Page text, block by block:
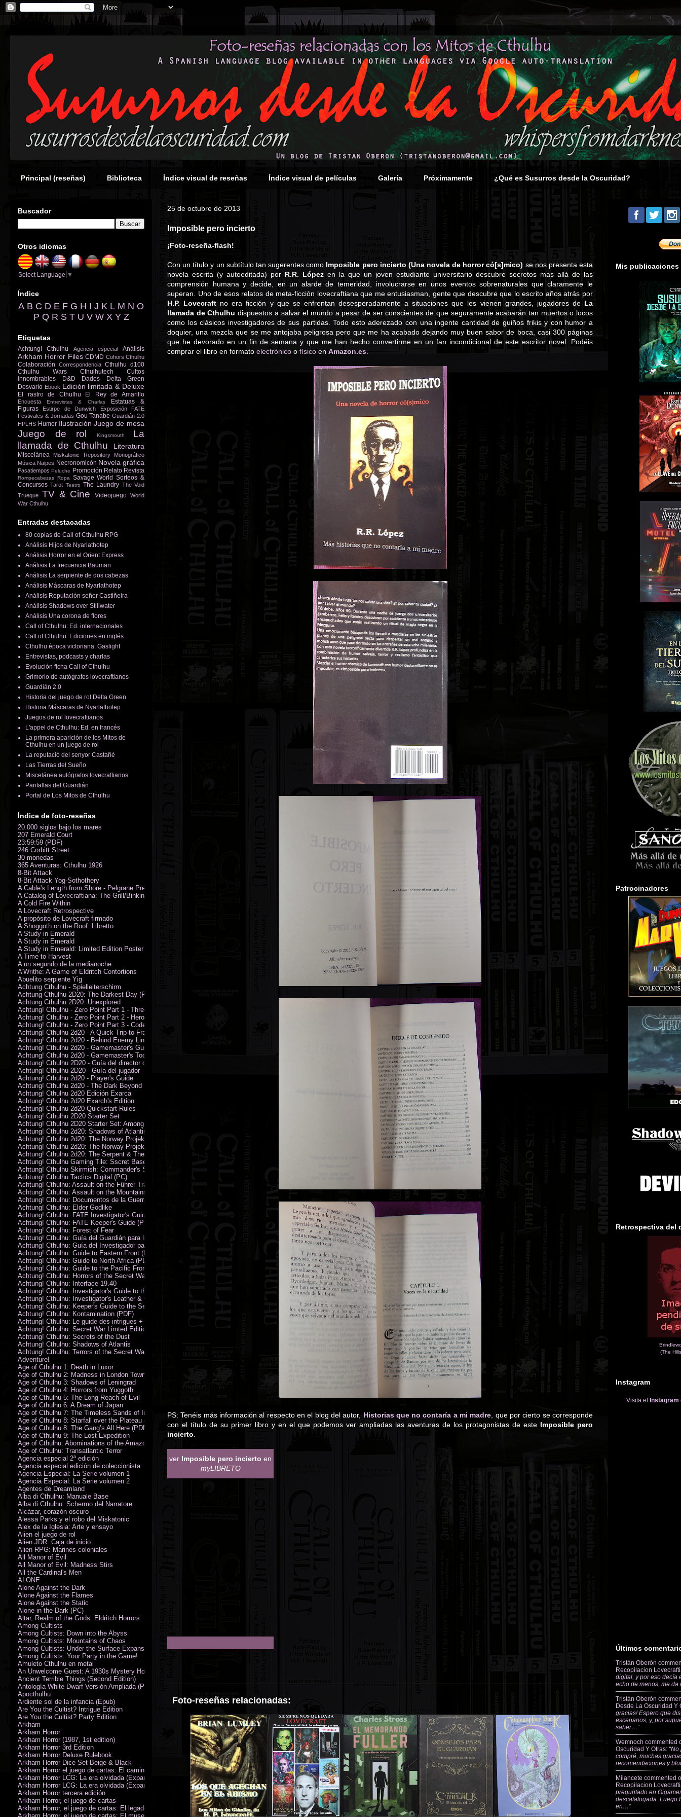
Principal (reseñas) Biblioteca Índice visual de reseñas Índice visual de películas Galería Próximamente ¿Qué es Susurros desde la Oscuridad?
25 de octubre de 2013
Imposible pero incierto
¡Foto-reseña-flash!
Con un título y un subtítulo tan sugerentes como Imposible pero incierto (Una novela de horror có[s]mico) se nos presenta esta
novela escrita (y autoeditada) por R.R. López en la que un joven estudiante universitario descubre secretos mas allá de las
comprensión humana y decide, en un alarde de temeridad, involucrarse en unos eventos sobrenaturales que claramente le
superan. Uno de esos relatos de meta-ficción lovecraftiana que me entusiasman, gente que descubre que lo escrito años atrás por
H.P. Lovecraft no era ficción y que se enfrentan desesperadamente a situaciones que les vienen grandes, jugadores de La
llamada de Cthulhu dispuestos a salvar el mundo a pesar de ser conscientes de que seguramente acabarán tan muertos o locos
como los clásicos investigadores de sus partidas. Todo esto aderezado con una ingente cantidad de guiños frikis y con humor a
doquier, una mezcla que se me antojaba peligrosa pero que me ha acabado dejando muy buen sabor de boca, casi 300 páginas
que he devorado en un fin de semana y que me han hecho convertirme en un fan incondicional de este escritor novel. Podéis
comprar el libro en formato electrónico o físico en Amazon.es
PS: Tenéis más información al respecto en el blog del autor, Historias que no contaría a mi madre , que por cierto se corresponde
con el título de su primer libro y en el que podemos ver ampliadas las aventuras de los protagonistas de este Imposible pero
incierto
ver Imposible pero incierto en
myLIBRETO
Foto-reseñas relacionadas:
Buscador
Otros idiomas
Select Language ▼
Índice
A B C D E F G H I J K L M N O
P Q R S T U V W X Y Z
Etiquetas
Achtung! Cthulhu Agencia especial Análisis
Arkham Horror Files CDMD Cohors Cthulhu
Colaboración Correspondencia Cthulhu d100
Cthulhu Wars
Cthulhutech
Cultos
innombrables
D&D Dados
Delta Green
Desvarío Ebook Edición limitada & Deluxe
El rastro de Cthulhu El Rey de Amarillo
Encuesta Entrevistas & Charlas
Estatuas &
Figuras
Estirpe de Dunwich Exposición
FATE
Festivales & Jornadas Gou Tanabe Guardián 2.0
HPLHS Humor Ilustración Juego de mesa
Juego de rol Kingsmouth
La
llamada de Cthulhu
Literatura
Miscelánea Miskatonic Repository
Monográfico
Música Naipes Necronomicón Novela gráfica
Pasatiempos Peluche Promoción Relato Revista
Rompecabezas Ropa Savage World Sorteos &
Concursos Tarot Teatro The Laundry The Void
Trueque TV & Cine Videojuego World
War Cthulhu
Entradas destacadas
80 copias de Call of Cthulhu RPG
Análisis Hijos de Nyarlathotep
Análisis Horror en el Orient Express
Análisis La frecuencia Bauman
Análisis La serpiente de dos cabezas
Análisis Máscaras de Nyarlathotep
Análisis Reputación señor Castiñeira
Análisis Shadows over Stillwater
Análisis Una corona de flores
Call of Cthulhu: Ed. internacionales
Call of Cthulhu: Ediciones en inglés
Cthulhu época victoriana: Gaslight
Entrevistas, podcasts y charlas
Evolución ficha Call of Cthulhu
Grimorio de autógrafos lovecraftianos
Guardián 2.0
Historia del juego de rol Delta Green
Historia Máscaras de Nyarlathotep
Juegos de rol lovecraftianos
L'appel de Cthulhu: Ed. en francés
La primera aparición de los Mitos de
Cthulhu en un juego de rol
La reputació del senyor Castañé
Las Tierras del Sueño
Miscelánea autógrafos lovecraftianos
Pantallas del Guardián
Portal de Los Mitos de Cthulhu
Índice de foto-reseñas
20.000 siglos bajo los mares
207 Emerald Court
23:59:59 (PDF)
246 Corbitt Street
30 monedas
365 Aventuras: Cthulhu 1926
8-Bit Attack
8-Bit Attack Yog-Sothothery
A Cable's Length from Shore - Pelgrane Press' FreeRPG 2018 (PDF)
A Catalog of Lovecraftiana: The Grill/Binkin Collection
A Cold Fire Within
A Lovecraft Retrospective
A propósito de Lovecraft firmado
A Shoggoth on the Roof: Libretto
A Study in Emerald
A Study in Emerald
A Study in Emerald: Limited Edition Poster (Neil Gaiman)
A Time to Harvest
A un segundo de la medianoche
A'Writhe: A Game of Eldritch Contortions
Abuelito serpiente Yig
Achtung Cthulhu - Spielleiterschirm
Achtung Cthulhu 2D20: The Darkest Day (PDF)
Achtung Cthulhu 2D20: Unexplored
Achtung! Cthulhu - Zero Point Part 1 - Three Kings
Achtung! Cthulhu - Zero Point Part 2 - Heroes of the Sea
Achtung! Cthulhu - Zero Point Part 3 - Code of Honour (PDF)
Achtung! Cthulhu 2d20 - A Quick Trip to France (PDF)
Achtung! Cthulhu 2d20 - Behind Enemy Lines
Achtung! Cthulhu 2d20 - Gamemaster's Guide
Achtung! Cthulhu 2d20 - Gamemaster's Toolkit
Achtung! Cthulhu 2D20 - Guía del director de juego
Achtung! Cthulhu 2D20 - Guía del jugador
Achtung! Cthulhu 2d20 - Player's Guide
Achtung! Cthulhu 2d20 - The Dark Beyond
Achtung! Cthulhu 2d20 Edición Exarca
Achtung! Cthulhu 2d20 Exarch's Edition
Achtung! Cthulhu 2d20 Quickstart Rules
Achtung! Cthulhu 2D20 Starter Set
Achtung! Cthulhu 2D20 Starter Set: Among the Wolves (PDF)
Achtung! Cthulhu 2d20: Shadows of Atlantis
Achtung! Cthulhu 2d20: The Norway Projekt
Achtung! Cthulhu 2d20: The Norway Projekt (PDF)
Achtung! Cthulhu 2d20: The Serpent & The Sands
Achtung! Cthulhu Gaming Tile: Sscret Base & Icy Ruins
Achtung! Cthulhu Skirmish: Commander's Set
Achtung! Cthulhu Tactics Digital (PC)
Achtung! Cthulhu: Assault on the Führer Train
Achtung! Cthulhu: Assault on the Mountains of Madness
Achtung! Cthulhu: Documentos de la Guerra Secreta
Achtung! Cthulhu: Elder Godlike
Achtung! Cthulhu: FATE Investigator's Guide (PDF)
Achtung! Cthulhu: FATE Keeper's Guide (PDF)
Achtung! Cthulhu: Forest of Fear
Achtung! Cthulhu: Guía del Guardián para la Guerra Secreta
Achtung! Cthulhu: Guía del Investigador para la Guerra Secreta
Achtung! Cthulhu: Guide to Eastern Front (PDF)
Achtung! Cthulhu: Guide to North Africa (PDF)
Achtung! Cthulhu: Guide to the Pacific Front
Achtung! Cthulhu: Horrors of the Secret War
Achtung! Cthulhu: Interface 19.40
Achtung! Cthulhu: Investigator's Guide to the Secret War
Achtung! Cthulhu: Investigator's Leather & Canvas Bag
Achtung! Cthulhu: Keeper's Guide to the Secret War
Achtung! Cthulhu: Kontamination (PDF)
Achtung! Cthulhu: Le guide des intrigues + ecran
Achtung! Cthulhu: Secret War Limted Edition Book
Achtung! Cthulhu: Secrets of the Dust
Achtung! Cthulhu: Shadows of Atlantis
Achtung! Cthulhu: Terrors of the Secret War
Adventure!
Age of Cthulhu 1: Death in Luxor
Age of Cthulhu 2: Madness in London Town
Age of Cthulhu 3: Shadows of Leningrad
Age of Cthulhu 4: Horrors from Yuggoth
Age of Cthulhu 5: The Long Reach of Evil
Age of Cthulhu 6: A Dream of Japan
Age of Cthulhu 7: The Timeless Sands of India
Age of Cthulhu 8: Starfall over the Plateau of Leng
Age of Cthulhu 8: The Gang’s All Here (PDF)
Age of Cthulhu 9: The Lost Expedition
Age of Cthulhu: Abominations of the Amazon
Age of Cthulhu: Transatlantic Terror
Agencia especial 2ª edición
Agencia especial edición de coleccionista
Agencia Especial: La Serie volumen 1
Agencia Especial: La Serie volumen 2
Agentes de Dreamland
Alba di Cthulhu: Manuale Base
Alba di Cthulhu: Schermo del Narratore
Alcázar, corazón oscuro
Alessa Parks y el robo del Miskatonic
Álex de la Iglesia: Arte y ensayo
Alien el juego de rol
Alien JDR: Caja de inicio
Alien RPG: Marines coloniales
All Manor of Evil
All Manor of Evil: Madness Stirs
All the Cardinal's Men
ALONE
Alone Against the Dark
Alone Against the Flames
Alone Against the Static
Alone in the Dark (PC)
Altar, Realm of the Gods: Eldritch Horrors
Among Cultists
Among Cultists: Down into the Abyss
Among Cultists: Mountains of Chaos
Among Cultists: Under the Surface Expansion
Among Cultists: Your Party in the Game!
Amuleto Cthulhu en metal
An Unwelcome Guest: A 1930s Mystery Horror Adventure RPG
Ancient Terrible Things (Second Edition)
Antología White Dwarf Versión Ampliada (PDF)
Apocthulhu
Ardiente sol de la infancia (Epub)
Are You the Cultist? Intrigue Edition
Are You the Cultist? Party Edition
Arkham
Arkham Horror
Arkham Horror (1987, 1st edition)
Arkham Horror 3rd Edition
Arkham Horror Deluxe Rulebook
Arkham Horror Dice Set Beige & Black
Arkham Horror el juego de cartas: El camino a Carcosa - Exp. campaña
Arkham Horror LCG: La era olvidada (Expansión de campaña)
Arkham Horror LCG: La era olvidada (Expansión de investigadores)
Arkham Horror tercera edición
Arkham Horror, el juego de cartas
Arkham Horror, el juego de cartas: El legado de Dunwich expansión
Mis publicaciones
Patrocinadores
Retrospectiva del
(The
Instagram
Visita el Instagram
Últimos
Tristán Oberón
Recopilacion
digital, y por eso decía
echo de menos, me
Tristán Oberón
Desde La Oscuridad Y
gracias! Espero que
escenarios, y, por
saber…”
Wemnoch commented
Oscuridad Y Otras:
compré, muchas
recomendaciones y
Milancete commented
Recopilacion
preguntado en
descatalogada. Luego
en…”